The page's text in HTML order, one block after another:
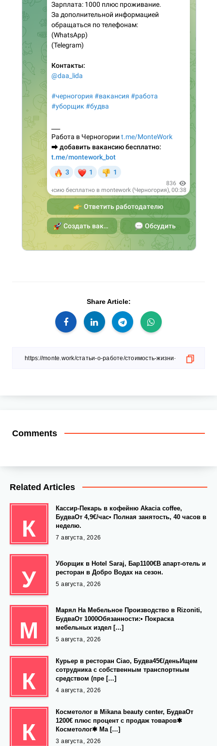
Share Article:
Comments
Related Articles
К
Кассир-Пекарь в кофейню Akacia coffee,
БудваОт 4,9€/час• Полная занятость, 40 часов в
неделю.
7 августа, 2026
У
Уборщик в Hotel Saraj, Бар1100€В апарт-отель и
ресторан в Добро Водах на сезон.
5 августа, 2026
М
Марял На Мебельное Производство в Rizoniti,
БудваОт 1000Обязанности:• Покраска
мебельных издел […]
5 августа, 2026
К
Курьер в ресторан Ciao, Будва45€/деньИщем
сотрудника с собственным транспортным
средством (пре […]
4 августа, 2026
К
Косметолог в Mikana beauty center, БудваОт
1200€ плюс процент с продаж товаров✱
Косметолог✱ Ма […]
3 августа, 2026